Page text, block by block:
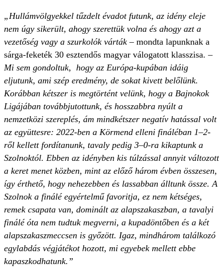
„Hullámvölgyekkel tűzdelt évadot futunk, az idény eleje
nem úgy sikerült, ahogy szerettük volna és ahogy azt a
vezetőség vagy a szurkolók várták– mondta lapunknak a
sárga-feketék 30 esztendős magyar válogatott klasszisa. –
Mi sem gondoltuk, hogy az Európa-kupában idáig
eljutunk, ami szép eredmény, de sokat kivett belőlünk.
Korábban kétszer is megtörtént velünk, hogy a Bajnokok
Ligájában továbbjutottunk, és hosszabbra nyúlt a
nemzetközi szereplés, ám mindkétszer negatív hatással volt
az együttesre: 2022-ben a Körmend elleni fináléban 1–2-
ről kellett fordítanunk, tavaly pedig 3–0-ra kikaptunk a
Szolnoktól. Ebben az idényben kis túlzással annyit változott
a keret menet közben, mint az előző három évben összesen,
így érthető, hogy nehezebben és lassabban álltunk össze. A
Szolnok a finálé egyértelmű favoritja, ez nem kétséges,
remek csapata van, dominált az alapszakaszban, a tavalyi
finálé óta nem tudtuk megverni, a kupadöntőben és a két
alapszakaszmeccsen is győzött. Igaz, mindhárom találkozó
egylabdás végjátékot hozott, mi egyebek mellett ebbe
kapaszkodhatunk.”